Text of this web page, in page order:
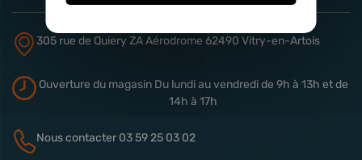
305 rue de Quiery ZA Aérodrome 62490 Vitry-en-Artois
Ouverture du magasinDu lundi au vendredi de 9h à 13h et de
14h à 17h
Nous contacter 03 59 25 03 02